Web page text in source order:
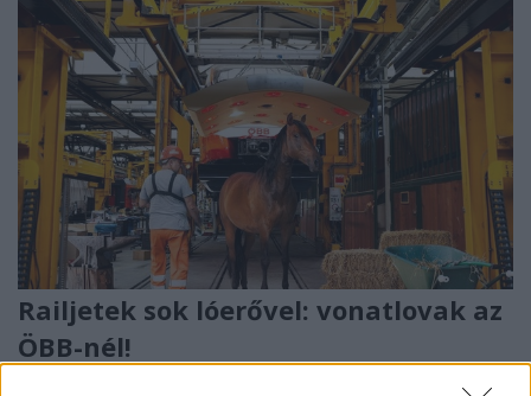
Railjetek sok lóerővel: vonatlovak az
ÖBB-nél!